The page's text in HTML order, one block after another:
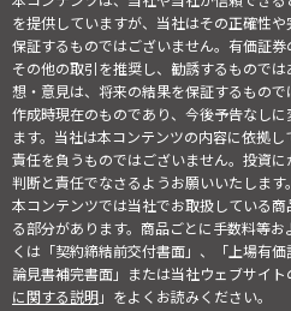
を提供していますが、当社はその正確性
保証するものではございません。有価証券
その他の取引を推奨し、勧誘するもので
想・意見は、将来の結果を保証するもの
作成時現在のものであり、今後予告なし
ます。当社は本コンテンツの内容に依拠
責任を負うものではございません。投資
判断と責任でなさるようお願いいたします。
本コンテンツでは当社でお取扱している
る部分があります。商品ごとに手数料等
くは「契約締結前交付書面」、「上場有
論見書補完書面」または当社ウェブサイト
に関する説明」をよくお読みください。